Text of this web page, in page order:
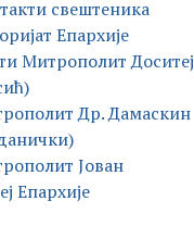
свештеника
Епархије
Митрополит Доситеј
Др. Дамаскин
Јован
Епархије